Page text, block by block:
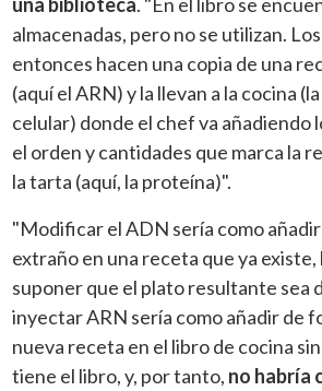
almacenadas, pero no se utilizan.
entonces hacen una copia de una
(aquí el ARN) y la llevan a la cocina
celular) donde el chef va añadiendo
el orden y cantidades que marca la
la tarta (aquí, la proteína)".
"Modificar el ADN sería como
extraño en una receta que ya existe,
suponer que el plato resultante sea
inyectar ARN sería como añadir de
nueva receta en el libro de cocina
tiene el libro, y, por tanto, no habría